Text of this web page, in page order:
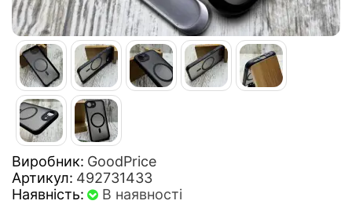
Виробник: GoodPrice
Артикул: 492731433
Наявність:
В наявності